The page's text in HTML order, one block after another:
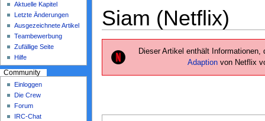
Siam (Netflix)
Dieser Artikel enthält Informationen,
Adaption von Netflix
Aktuelle Kapitel
Letzte Änderungen
Ausgezeichnete Artikel
Teambewerbung
Zufällige Seite
Hilfe
Community
Einloggen
Die Crew
Forum
IRC-Chat